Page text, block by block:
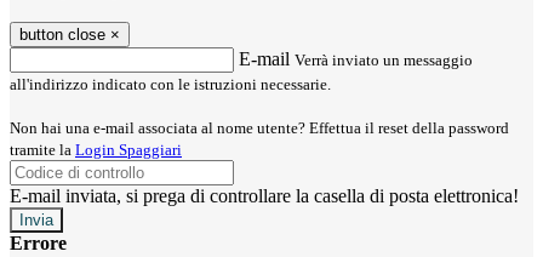
button close ×
E-mail Verrà inviato un messaggio
all'indirizzo indicato con le istruzioni necessarie.
Non hai una e-mail associata al nome utente? Effettua il reset della password
tramite la Login Spaggiari
E-mail inviata, si prega di controllare la casella di posta elettronica!
Errore